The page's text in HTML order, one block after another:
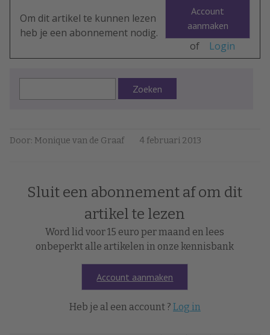
Om dit artikel te kunnen lezen
heb je een abonnement nodig.
Account
aanmaken
of Login
Zoeken
Door: Monique van de Graaf 4 februari 2013
Sluit een abonnement af om dit
artikel te lezen
Word lid voor 15 euro per maand en lees
onbeperkt alle artikelen in onze kennisbank
Account aanmaken
Heb je al een account ? Log in